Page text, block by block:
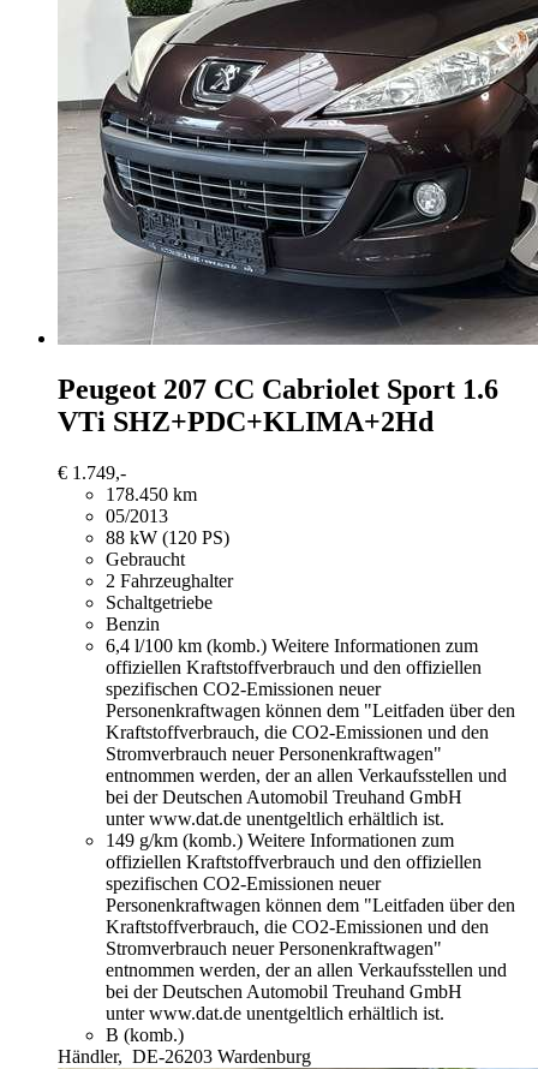
Peugeot 207 CC Cabriolet Sport 1.6
VTi SHZ+PDC+KLIMA+2Hd
€ 1.749,-
178.450 km
05/2013
88 kW (120 PS)
Gebraucht
2 Fahrzeughalter
Schaltgetriebe
Benzin
6,4 l/100 km (komb.) Weitere Informationen zum
offiziellen Kraftstoffverbrauch und den offiziellen
spezifischen CO2-Emissionen neuer
Personenkraftwagen können dem "Leitfaden über den
Kraftstoffverbrauch, die CO2-Emissionen und den
Stromverbrauch neuer Personenkraftwagen"
entnommen werden, der an allen Verkaufsstellen und
bei der Deutschen Automobil Treuhand GmbH
unter www.dat.de unentgeltlich erhältlich ist.
149 g/km (komb.) Weitere Informationen zum
offiziellen Kraftstoffverbrauch und den offiziellen
spezifischen CO2-Emissionen neuer
Personenkraftwagen können dem "Leitfaden über den
Kraftstoffverbrauch, die CO2-Emissionen und den
Stromverbrauch neuer Personenkraftwagen"
entnommen werden, der an allen Verkaufsstellen und
bei der Deutschen Automobil Treuhand GmbH
unter www.dat.de unentgeltlich erhältlich ist.
B (komb.)
Händler, DE-26203 Wardenburg